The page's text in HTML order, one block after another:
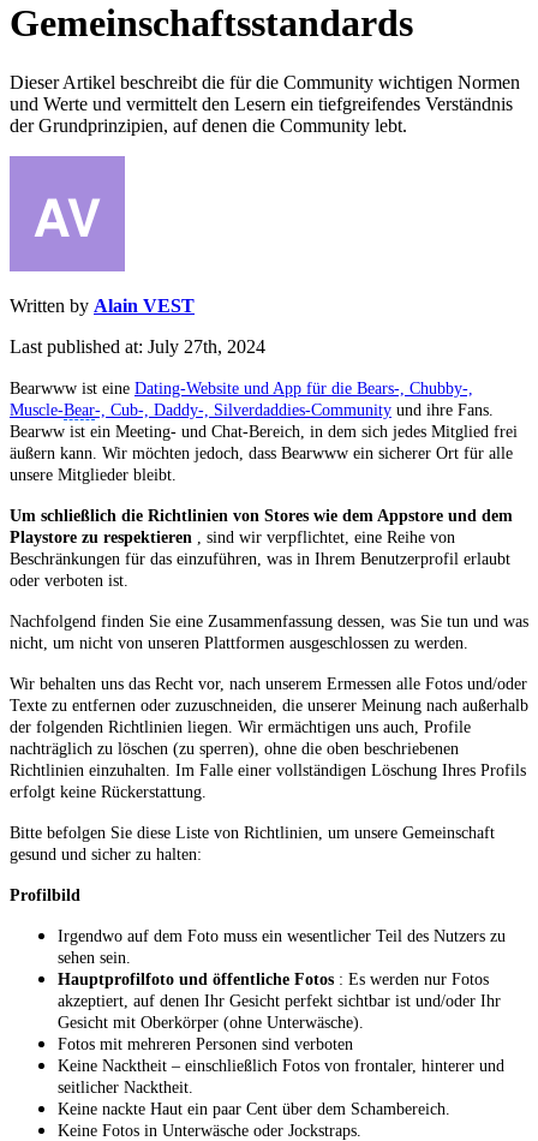
Gemeinschaftsstandards
Dieser Artikel beschreibt die für die Community wichtigen Normen
und Werte und vermittelt den Lesern ein tiefgreifendes Verständnis
der Grundprinzipien, auf denen die Community lebt.
Written by Alain VEST
Last published at: July 27th, 2024
Bearwww ist eine Dating-Website und App für die Bears-, Chubby-,
Muscle-Bear-, Cub-, Daddy-, Silverdaddies-Community und ihre Fans.
Bearww ist ein Meeting- und Chat-Bereich, in dem sich jedes Mitglied frei
äußern kann. Wir möchten jedoch, dass Bearwww ein sicherer Ort für alle
unsere Mitglieder bleibt.
Um schließlich die Richtlinien von Stores wie dem Appstore und dem
Playstore zu respektieren , sind wir verpflichtet, eine Reihe von
Beschränkungen für das einzuführen, was in Ihrem Benutzerprofil erlaubt
oder verboten ist.
Nachfolgend finden Sie eine Zusammenfassung dessen, was Sie tun und was
nicht, um nicht von unseren Plattformen ausgeschlossen zu werden.
Wir behalten uns das Recht vor, nach unserem Ermessen alle Fotos und/oder
Texte zu entfernen oder zuzuschneiden, die unserer Meinung nach außerhalb
der folgenden Richtlinien liegen. Wir ermächtigen uns auch, Profile
nachträglich zu löschen (zu sperren), ohne die oben beschriebenen
Richtlinien einzuhalten. Im Falle einer vollständigen Löschung Ihres Profils
erfolgt keine Rückerstattung.
Bitte befolgen Sie diese Liste von Richtlinien, um unsere Gemeinschaft
gesund und sicher zu halten:
Profilbild
Irgendwo auf dem Foto muss ein wesentlicher Teil des Nutzers zu
sehen sein.
Hauptprofilfoto und öffentliche Fotos : Es werden nur Fotos
akzeptiert, auf denen Ihr Gesicht perfekt sichtbar ist und/oder Ihr
Gesicht mit Oberkörper (ohne Unterwäsche).
Fotos mit mehreren Personen sind verboten
Keine Nacktheit – einschließlich Fotos von frontaler, hinterer und
seitlicher Nacktheit.
Keine nackte Haut ein paar Cent über dem Schambereich.
Keine Fotos in Unterwäsche oder Jockstraps.